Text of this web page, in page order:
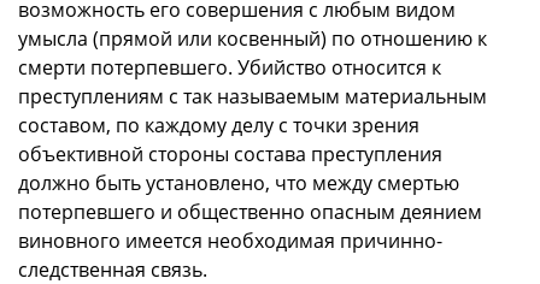
возможность его совершения с любым видом
умысла (прямой или косвенный) по отношению к
смерти потерпевшего. Убийство относится к
преступлениям с так называемым материальным
составом, по каждому делу с точки зрения
объективной стороны состава преступления
должно быть установлено, что между смертью
потерпевшего и общественно опасным деянием
виновного имеется необходимая причинно-
следственная связь.